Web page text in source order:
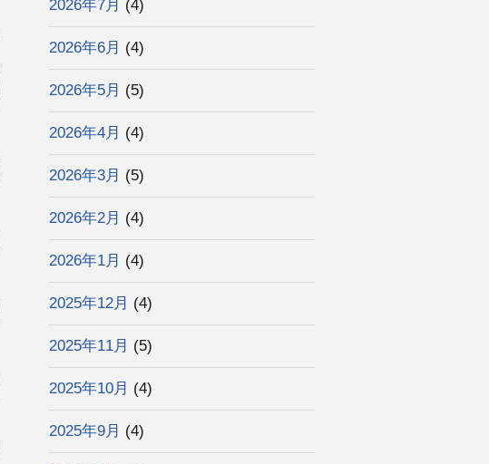
2026年7月 (4)
2026年6月 (4)
2026年5月 (5)
2026年4月 (4)
2026年3月 (5)
2026年2月 (4)
2026年1月 (4)
2025年12月 (4)
2025年11月 (5)
2025年10月 (4)
2025年9月 (4)